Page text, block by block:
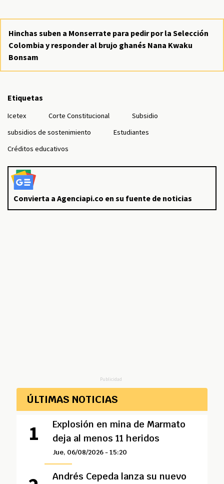
Hinchas suben a Monserrate para pedir por la Selección
Colombia y responder al brujo ghanés Nana Kwaku
Bonsam
Etiquetas
Icetex Corte Constitucional
Subsidio
subsidios de sostenimiento
Estudiantes
Créditos educativos
Convierta a Agenciapi.co en su fuente de noticias
Publicidad
ÚLTIMAS NOTICIAS
Explosión en mina de Marmato
deja al menos 11 heridos
Jue, 06/08/2026 - 15:20
Andrés Cepeda lanza su nuevo